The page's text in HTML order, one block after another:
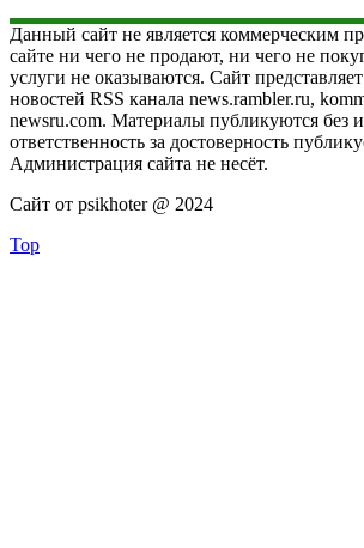
Данный сайт не является коммерческим
сайте ни чего не продают, ни чего не
услуги не оказываются. Сайт
новостей RSS канала news.rambler.ru,
newsru.com. Материалы публикуются без
ответственность за достоверность
Администрация сайта не несёт.
Сайт от psikhoter @ 2024
Top